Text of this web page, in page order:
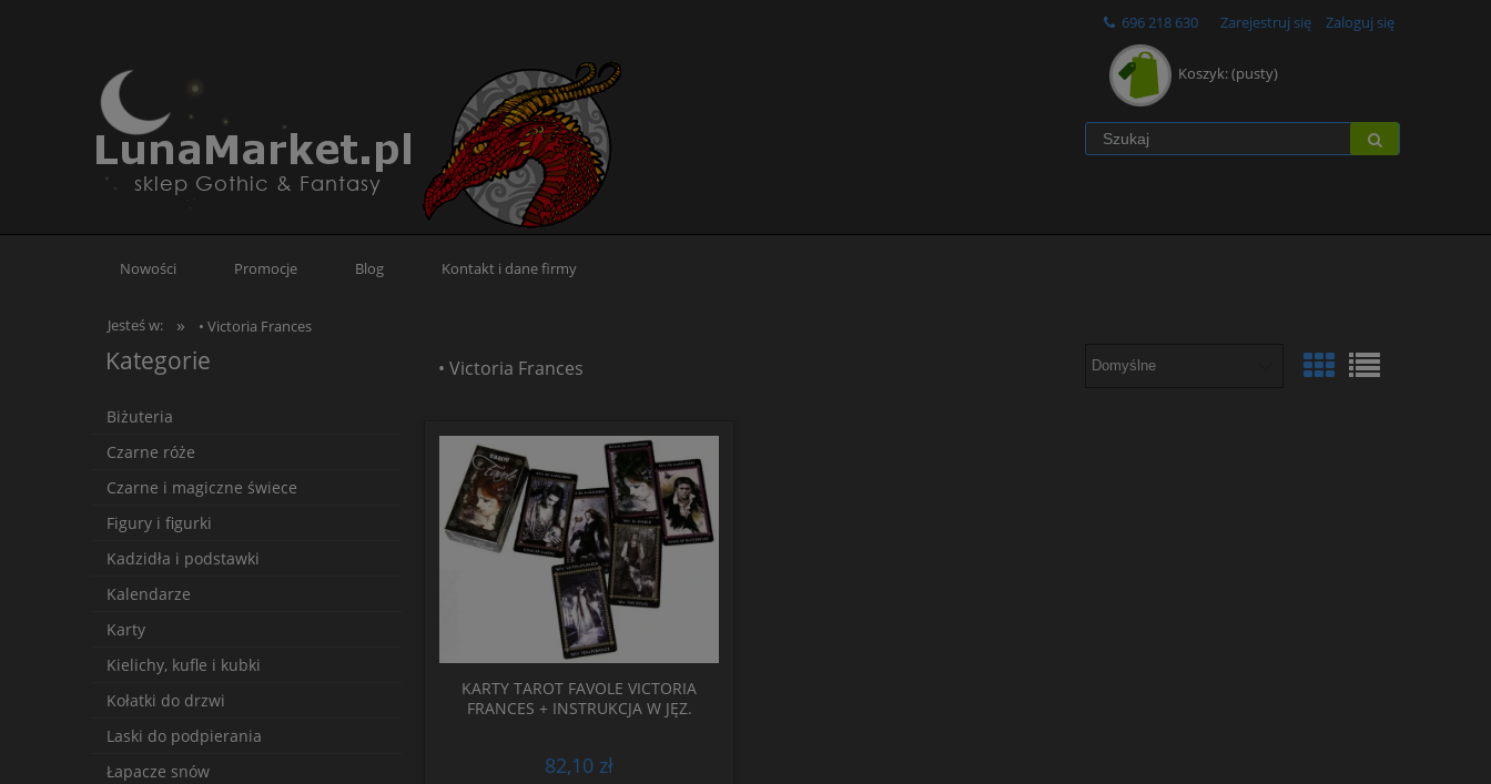
Zarejestruj się Zaloguj się
696 218 630
Koszyk:(pusty)
Nowości Promocje Blog Kontakt i dane firmy
Jesteś w: » • Victoria Frances
Kategorie
Biżuteria
Czarne róże
Czarne i magiczne świece
Figury i figurki
Kadzidła i podstawki
Kalendarze
Karty
Kielichy, kufle i kubki
Kołatki do drzwi
Laski do podpierania
Łapacze snów
• Victoria Frances
KARTY TAROT FAVOLE VICTORIA
FRANCES + INSTRUKCJA W JĘZ.
82,10 zł